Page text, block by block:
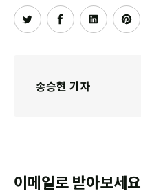
송승현 기자
이메일로 받아보세요